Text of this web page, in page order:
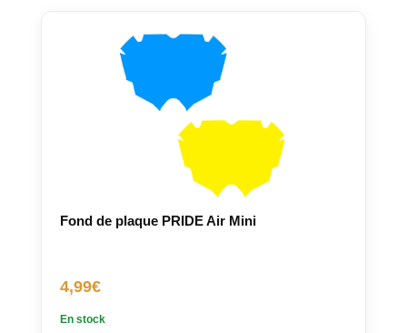
Fond de plaque PRIDE Air Mini
4,99€
En stock